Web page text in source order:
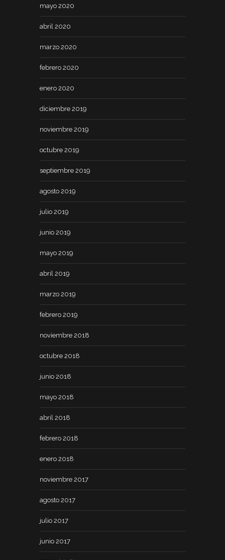
mayo 2020
abril 2020
marzo 2020
febrero 2020
enero 2020
diciembre 2019
noviembre 2019
octubre 2019
septiembre 2019
agosto 2019
julio 2019
junio 2019
mayo 2019
abril 2019
marzo 2019
febrero 2019
noviembre 2018
octubre 2018
junio 2018
mayo 2018
abril 2018
febrero 2018
enero 2018
noviembre 2017
agosto 2017
julio 2017
junio 2017